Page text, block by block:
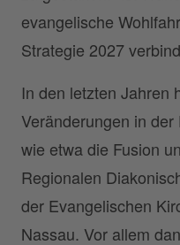
evangelische
Strategie 2027
In den letzten Jahren
Veränderungen in
wie etwa die Fusion
Regionalen
der Evangelischen
Nassau. Vor allem